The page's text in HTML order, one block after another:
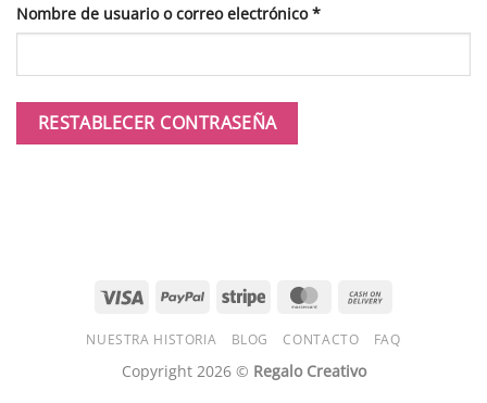
Nombre de usuario o correo electrónico*Obligatorio
RESTABLECER CONTRASEÑA
Visa PayPal Stripe MasterCard
Delivery
NUESTRA HISTORIA BLOG CONTACTO FAQ
Copyright 2026 © Regalo Creativo